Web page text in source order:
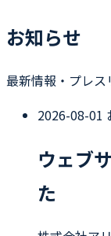
お知らせ
最新情報・プレス
2026-08-01
ウェブ
た